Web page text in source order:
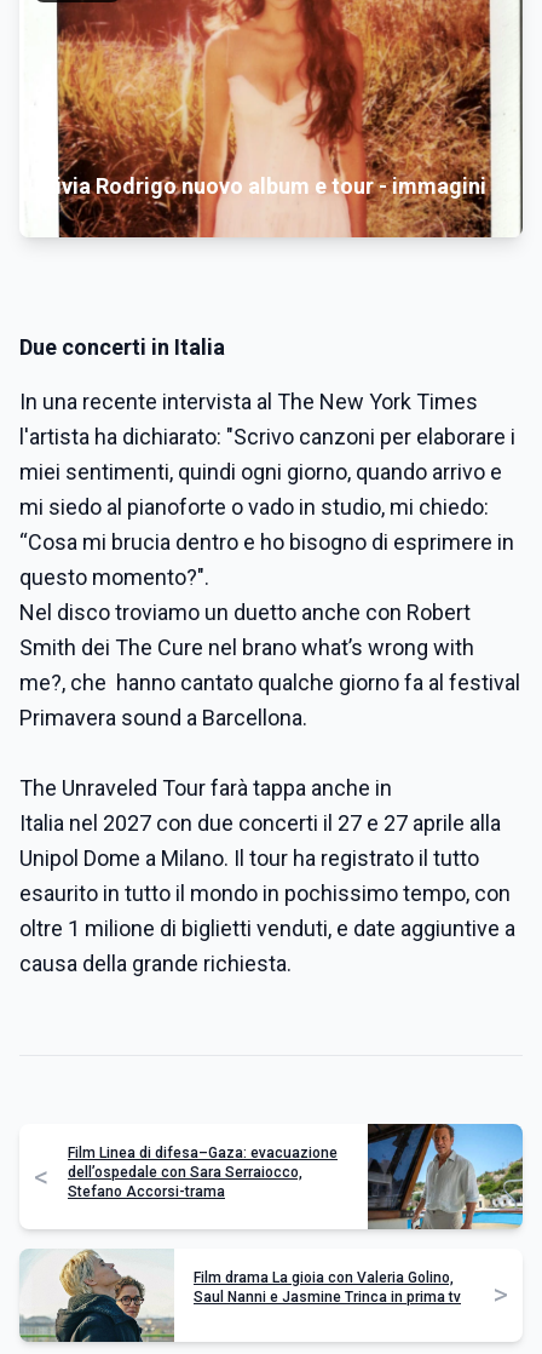
Olivia Rodrigo nuovo album e tour - immagini
Due concerti in Italia
In una recente intervista al The New York Times
l'artista ha dichiarato: "Scrivo canzoni per elaborare i
miei sentimenti, quindi ogni giorno, quando arrivo e
mi siedo al pianoforte o vado in studio, mi chiedo:
“Cosa mi brucia dentro e ho bisogno di esprimere in
questo momento?".
Nel disco troviamo un duetto anche con Robert
Smith dei The Cure nel brano what’s wrong with
me?, che hanno cantato qualche giorno fa al festival
Primavera sound a Barcellona.
The Unraveled Tour farà tappa anche in
Italia nel 2027 con due concerti il 27 e 27 aprile alla
Unipol Dome a Milano. Il tour ha registrato il tutto
esaurito in tutto il mondo in pochissimo tempo, con
oltre 1 milione di biglietti venduti, e date aggiuntive a
causa della grande richiesta.
<
Film Linea di difesa–Gaza: evacuazione
dell’ospedale con Sara Serraiocco,
Stefano Accorsi-trama
Film drama La gioia con Valeria Golino,
Saul Nanni e Jasmine Trinca in prima tv
>